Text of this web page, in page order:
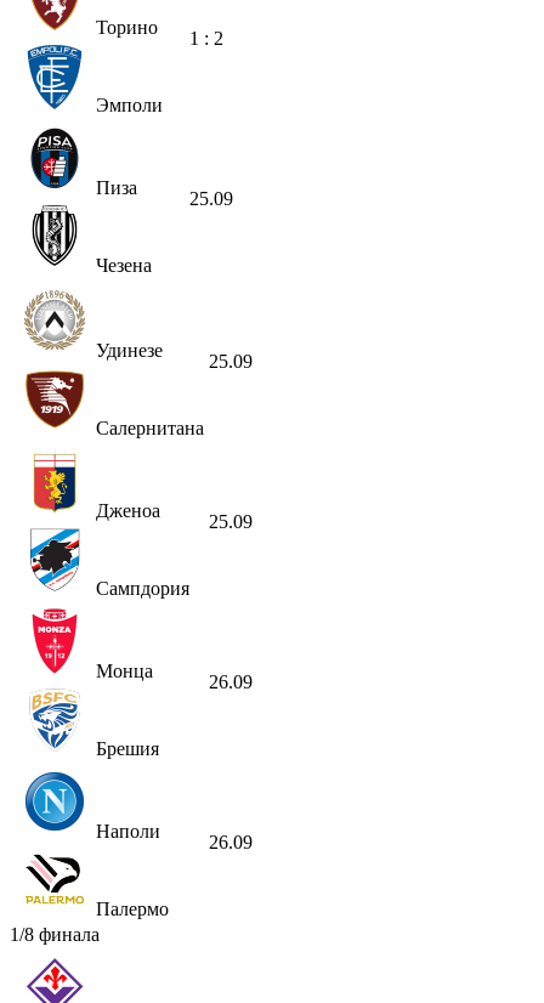
Торино
Эмполи
1 : 2
Пиза
Чезена
25.09
Удинезе
Салернитана
25.09
Дженоа
Сампдория
25.09
Монца
Брешия
26.09
Наполи
Палермо
26.09
1/8 финала